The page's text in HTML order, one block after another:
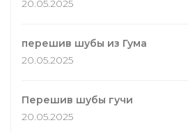
20.05.2025
перешив шубы из Гума
20.05.2025
Перешив шубы гучи
20.05.2025